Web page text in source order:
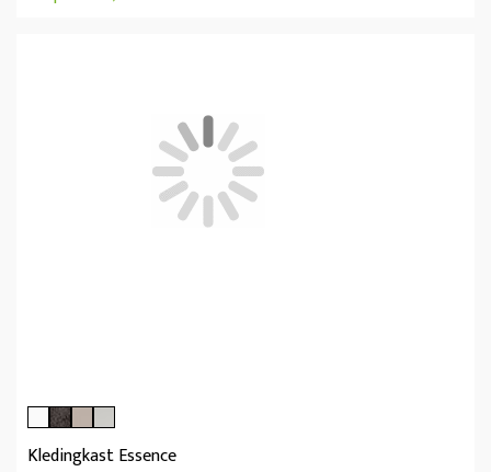
Kledingkast Essence